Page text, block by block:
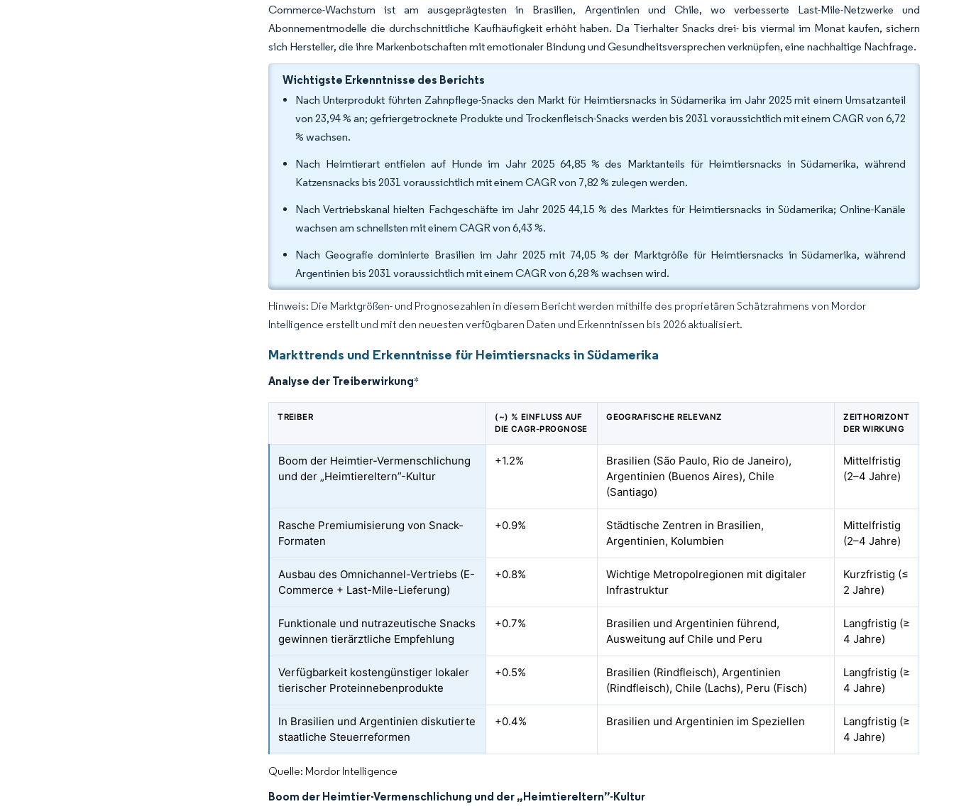
Commerce-Wachstum ist am ausgeprägtesten in Brasilien, Argentinien und Chile, wo verbesserte Last-Mile-Netzwerke und
Abonnementmodelle die durchschnittliche Kaufhäufigkeit erhöht haben. Da Tierhalter Snacks drei- bis viermal im Monat kaufen, sichern
sich Hersteller, die ihre Markenbotschaften mit emotionaler Bindung und Gesundheitsversprechen verknüpfen, eine nachhaltige Nachfrage.
Wichtigste Erkenntnisse des Berichts
Nach Unterprodukt führten Zahnpflege-Snacks den Markt für Heimtiersnacks in Südamerika im Jahr 2025 mit einem Umsatzanteil
von 23,94 % an; gefriergetrocknete Produkte und Trockenfleisch-Snacks werden bis 2031 voraussichtlich mit einem CAGR von 6,72
% wachsen.
Nach Heimtierart entfielen auf Hunde im Jahr 2025 64,85 % des Marktanteils für Heimtiersnacks in Südamerika, während
Katzensnacks bis 2031 voraussichtlich mit einem CAGR von 7,82 % zulegen werden.
Nach Vertriebskanal hielten Fachgeschäfte im Jahr 2025 44,15 % des Marktes für Heimtiersnacks in Südamerika; Online-Kanäle
wachsen am schnellsten mit einem CAGR von 6,43 %.
Nach Geografie dominierte Brasilien im Jahr 2025 mit 74,05 % der Marktgröße für Heimtiersnacks in Südamerika, während
Argentinien bis 2031 voraussichtlich mit einem CAGR von 6,28 % wachsen wird.
Hinweis: Die Marktgrößen- und Prognosezahlen in diesem Bericht werden mithilfe des proprietären Schätzrahmens von Mordor
Intelligence erstellt und mit den neuesten verfügbaren Daten und Erkenntnissen bis 2026 aktualisiert.
Markttrends und Erkenntnisse für Heimtiersnacks in Südamerika
Analyse der Treiberwirkung*
TREIBER
(~) % EINFLUSS AUF
DIE CAGR-PROGNOSE
GEOGRAFISCHE RELEVANZ
ZEITHORIZONT
DER WIRKUNG
Boom der Heimtier-Vermenschlichung
und der „Heimtiereltern”-Kultur
+1.2%
Brasilien (São Paulo, Rio de Janeiro),
Argentinien (Buenos Aires), Chile
(Santiago)
Mittelfristig
(2–4 Jahre)
Rasche Premiumisierung von Snack-
Formaten
+0.9%
Städtische Zentren in Brasilien,
Argentinien, Kolumbien
Mittelfristig
(2–4 Jahre)
Ausbau des Omnichannel-Vertriebs (E-
Commerce + Last-Mile-Lieferung)
+0.8%
Wichtige Metropolregionen mit digitaler
Infrastruktur
Kurzfristig (≤
2 Jahre)
Funktionale und nutrazeutische Snacks
gewinnen tierärztliche Empfehlung
+0.7%
Brasilien und Argentinien führend,
Ausweitung auf Chile und Peru
Langfristig (≥
4 Jahre)
Verfügbarkeit kostengünstiger lokaler
tierischer Proteinnebenprodukte
+0.5%
Brasilien (Rindfleisch), Argentinien
(Rindfleisch), Chile (Lachs), Peru (Fisch)
Langfristig (≥
4 Jahre)
In Brasilien und Argentinien diskutierte
staatliche Steuerreformen
+0.4% Brasilien und Argentinien im Speziellen
Langfristig (≥
4 Jahre)
Quelle: Mordor Intelligence
Boom der Heimtier-Vermenschlichung und der „Heimtiereltern”-Kultur